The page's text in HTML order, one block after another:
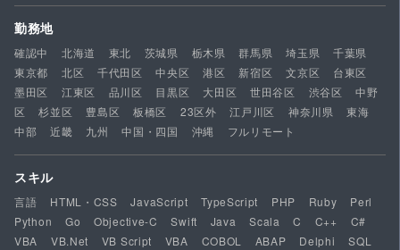
勤務地
確認中 北海道 東北 茨城県 栃木県 群馬県 埼玉県
千葉県
東京都
北区 千代田区 中央区 港区 新宿区 文京区
台東区
墨田区
江東区 品川区 目黒区 大田区 世田谷区 渋谷区
中野
区
杉並区 豊島区 板橋区 23区外 江戸川区 神奈川県
東海
中部
近畿 九州 中国・四国 沖縄 フルリモート
スキル
言語 HTML・CSS JavaScript TypeScript PHP Ruby
Perl
Python
Go Objective-C Swift Java Scala C C++
C#
VBA
VB.Net VB Script VBA COBOL ABAP Delphi
SQL